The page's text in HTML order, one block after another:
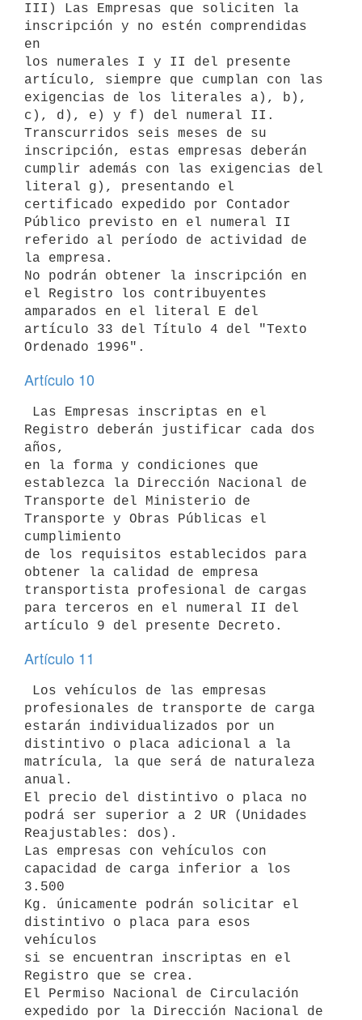
III) Las Empresas que soliciten la
inscripción y no estén comprendidas
en
los numerales I y II del presente
artículo, siempre que cumplan con las
exigencias de los literales a), b),
c), d), e) y f) del numeral II.
Transcurridos seis meses de su
inscripción, estas empresas deberán
cumplir además con las exigencias del
literal g), presentando el
certificado expedido por Contador
Público previsto en el numeral II
referido al período de actividad de
la empresa.
No podrán obtener la inscripción en
el Registro los contribuyentes
amparados en el literal E del
artículo 33 del Título 4 del "Texto
Artículo 10
Registro deberán justificar cada dos
años,
en la forma y condiciones que
establezca la Dirección Nacional de
Transporte del Ministerio de
Transporte y Obras Públicas el
cumplimiento
de los requisitos establecidos para
obtener la calidad de empresa
transportista profesional de cargas
para terceros en el numeral II del
Artículo 11
profesionales de transporte de carga
estarán individualizados por un
distintivo o placa adicional a la
matrícula, la que será de naturaleza
anual.
El precio del distintivo o placa no
podrá ser superior a 2 UR (Unidades
Reajustables: dos).
Las empresas con vehículos con
capacidad de carga inferior a los
3.500
Kg. únicamente podrán solicitar el
distintivo o placa para esos
vehículos
si se encuentran inscriptas en el
Registro que se crea.
El Permiso Nacional de Circulación
expedido por la Dirección Nacional de